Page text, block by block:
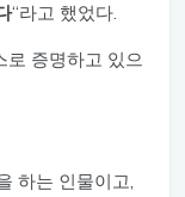
“라고 했었다.
로 증명하고 있으
하는 인물이고,